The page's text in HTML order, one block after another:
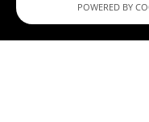
POWERED BY